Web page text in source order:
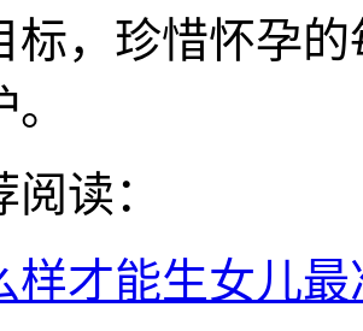
标，珍惜怀孕
读：
样才能生女儿